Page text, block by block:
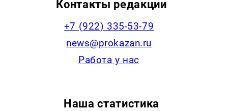
Контакты редакции
+7 (922) 335-53-79
news@prokazan.ru
Работа у нас
Наша статистика